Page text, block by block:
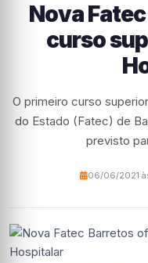
Nova
curso
O primeiro curso
do Estado (Fatec) de
previsto
06/06/2021